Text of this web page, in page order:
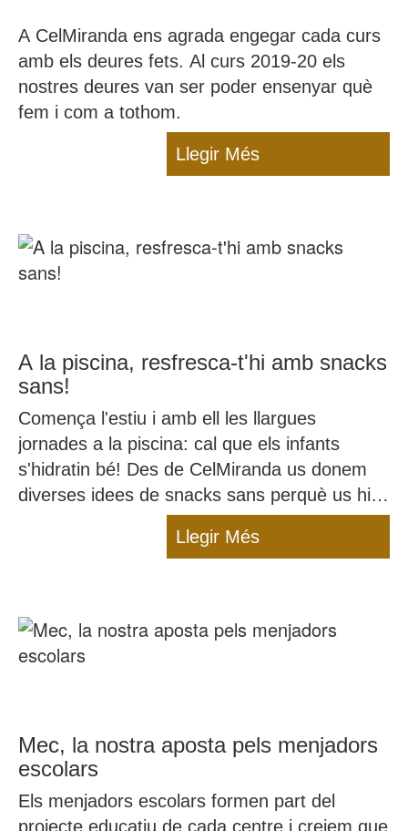
A CelMiranda ens agrada engegar cada curs
amb els deures fets. Al curs 2019-20 els
nostres deures van ser poder ensenyar què
fem i com a tothom.
Llegir Més
A la piscina, resfresca-t'hi amb snacks
sans!
Comença l'estiu i amb ell les llargues
jornades a la piscina: cal que els infants
s'hidratin bé! Des de CelMiranda us donem
diverses idees de snacks sans perquè us hi
Llegir Més
Mec, la nostra aposta pels menjadors
escolars
Els menjadors escolars formen part del
projecte educatiu de cada centre i creiem que